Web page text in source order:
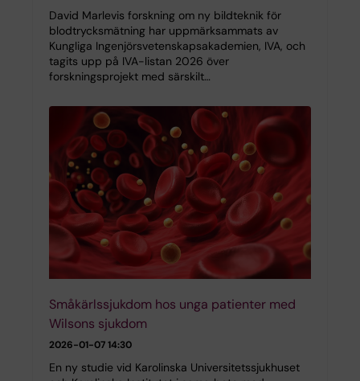
David Marlevis forskning om ny bildteknik för
blodtrycksmätning har uppmärksammats av
Kungliga Ingenjörsvetenskapsakademien, IVA, och
tagits upp på IVA-listan 2026 över
forskningsprojekt med särskilt…
Småkärlssjukdom hos unga patienter med
Wilsons sjukdom
2026-01-07 14:30
En ny studie vid Karolinska Universitetssjukhuset